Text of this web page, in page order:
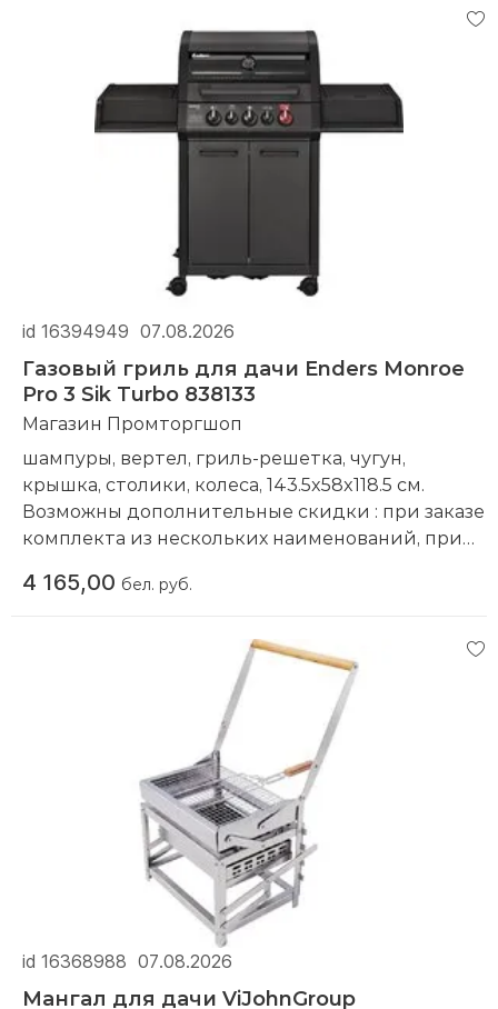
id 16394949 07.08.2026
Газовый гриль для дачи Enders Monroe
Pro 3 Sik Turbo 838133
Магазин Промторгшоп
шампуры, вертел, гриль-решетка, чугун,
крышка, столики, колеса, 143.5x58x118.5 см.
Возможны дополнительные скидки : при заказе
комплекта из нескольких наименований, при
Компания производитель:
4 165,00 бел. руб.
id 16368988 07.08.2026
Мангал для дачи ViJohnGroup